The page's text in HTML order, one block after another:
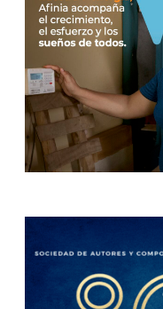
04
AGO
¿Hubo
Hospital
agente
habló
antecesor
Lina de
del Hospital
posesionada